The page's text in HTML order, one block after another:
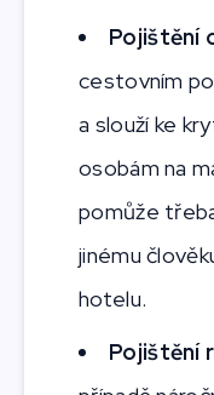
Pojištění
cestovním
a slouží ke
osobám na
pomůže
jinému
hotelu.
Pojištění